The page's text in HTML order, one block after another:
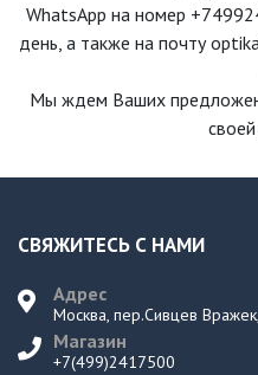
WhatsApp на номер
день, а также на почту
Мы ждем Ваших
СВЯЖИТЕСЬ С НАМИ
Адрес
Москва, пер.Сивцев
Магазин
+7(499)2417500